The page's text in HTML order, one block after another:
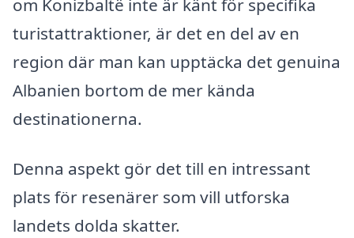
turistattraktioner, är det en del av en
region där man kan upptäcka det genuina
Albanien bortom de mer kända
destinationerna.
Denna aspekt gör det till en intressant
plats för resenärer som vill utforska
landets dolda skatter.